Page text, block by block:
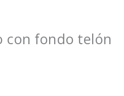
con fondo telón